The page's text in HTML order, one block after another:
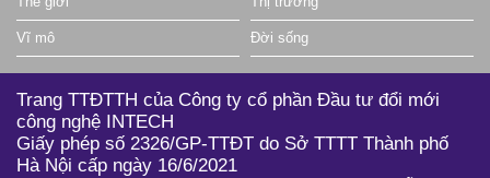
Vĩ mô Đời sống
Trang TTĐTTH của Công ty cổ phần Đầu tư đổi mới
công nghệ INTECH
Giấy phép số 2326/GP-TTĐT do Sở TTTT Thành phố
Hà Nội cấp ngày 16/6/2021